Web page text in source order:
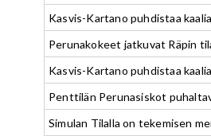
Kasvis-Kartano puhdistaa
Perunakokeet jatkuvat Räpin
Kasvis-Kartano puhdistaa
Penttilän Perunasiskot
Simulan Tilalla on tekemisen